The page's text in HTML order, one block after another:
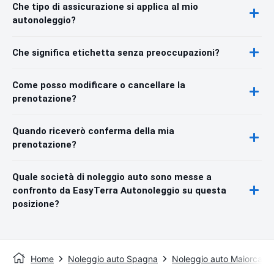
Che tipo di assicurazione si applica al mio
autonoleggio?
Che significa etichetta senza preoccupazioni?
Come posso modificare o cancellare la
prenotazione?
Quando riceverò conferma della mia
prenotazione?
Quale società di noleggio auto sono messe a
confronto da EasyTerra Autonoleggio su questa
posizione?
Home Noleggio auto Spagna Noleggio auto Maiorca